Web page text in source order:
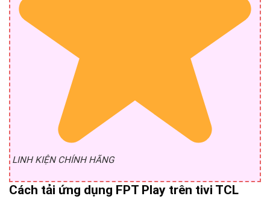
LINH KIỆN CHÍNH HÃNG
Cách tải ứng dụng FPT Play trên tivi TCL